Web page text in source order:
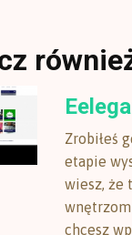
Zrobiłeś
etapie
wiesz, że
chcesz